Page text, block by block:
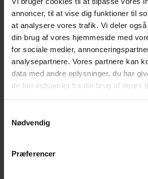
annoncer, til at vise dig funktioner til
at analysere vores trafik. Vi deler
din brug af vores hjemmeside med
for sociale medier,
analysepartnere. Vores partnere kan
data med andre oplysninger, du har
de har indsamlet fra din brug af deres
Nødvendig
Præferencer
Ansættelse, flytning og